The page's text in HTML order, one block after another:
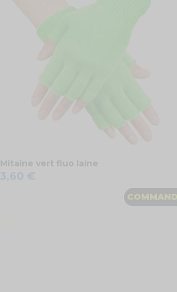
Mitaine vert fluo laine
3,60 €